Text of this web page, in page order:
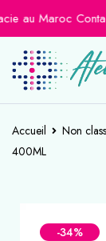
au Maroc
Accueil Non
400ML
-34%